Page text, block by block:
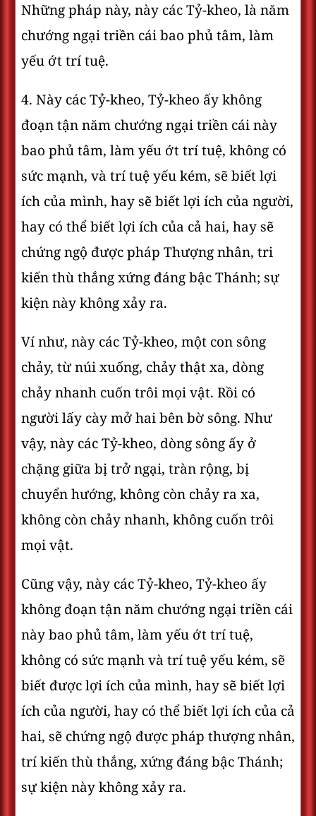
Những pháp này, này các Tỷ-kheo, là năm
chướng ngại triền cái bao phủ tâm, làm
yếu ớt trí tuệ.
4. Này các Tỷ-kheo, Tỷ-kheo ấy không
đoạn tận năm chướng ngại triền cái này
bao phủ tâm, làm yếu ớt trí tuệ, không có
sức mạnh, và trí tuệ yếu kém, sẽ biết lợi
ích của mình, hay sẽ biết lợi ích của người,
hay có thể biết lợi ích của cả hai, hay sẽ
chứng ngộ được pháp Thượng nhân, tri
kiến thù thắng xứng đáng bậc Thánh; sự
kiện này không xảy ra.
Ví như, này các Tỷ-kheo, một con sông
chảy, từ núi xuống, chảy thật xa, dòng
chảy nhanh cuốn trôi mọi vật. Rồi có
người lấy cày mở hai bên bờ sông. Như
vậy, này các Tỷ-kheo, dòng sông ấy ở
chặng giữa bị trở ngại, tràn rộng, bị
chuyển hướng, không còn chảy ra xa,
không còn chảy nhanh, không cuốn trôi
mọi vật.
Cũng vậy, này các Tỷ-kheo, Tỷ-kheo ấy
không đoạn tận năm chướng ngại triền cái
này bao phủ tâm, làm yếu ớt trí tuệ,
không có sức mạnh và trí tuệ yếu kém, sẽ
biết được lợi ích của mình, hay sẽ biết lợi
ích của người, hay có thể biết lợi ích của cả
hai, sẽ chứng ngộ được pháp thượng nhân,
trí kiến thù thắng, xứng đáng bậc Thánh;
sự kiện này không xảy ra.